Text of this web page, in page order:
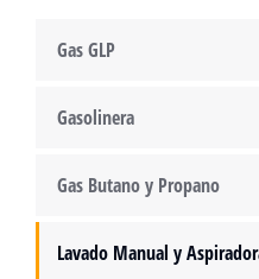
Gas GLP
Gasolinera
Gas Butano y Propano
Lavado Manual y